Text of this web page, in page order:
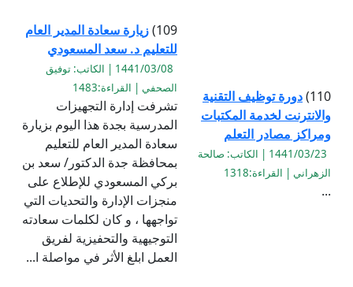
110) دورة توظيف التقنية
والانترنت لخدمة المكتبات
ومراكز مصادر التعلم
1441/03/23 | الكاتب: صالحة
الزهراني | القراءة:1318
...
109) زيارة سعادة المدير العام
للتعليم د. سعد المسعودي
1441/03/08 | الكاتب: توفيق
الصحفي | القراءة:1483
تشرفت إدارة التجهيزات
المدرسية بجدة هذا اليوم بزيارة
سعادة المدير العام للتعليم
بمحافظة جدة الدكتور/ سعد بن
بركي المسعودي للإطلاع على
منجزات الإدارة والتحديات التي
تواجهها ، و كان لكلمات سعادته
التوجيهية والتحفيزية لفريق
العمل ابلغ الأثر في مواصلة ا...